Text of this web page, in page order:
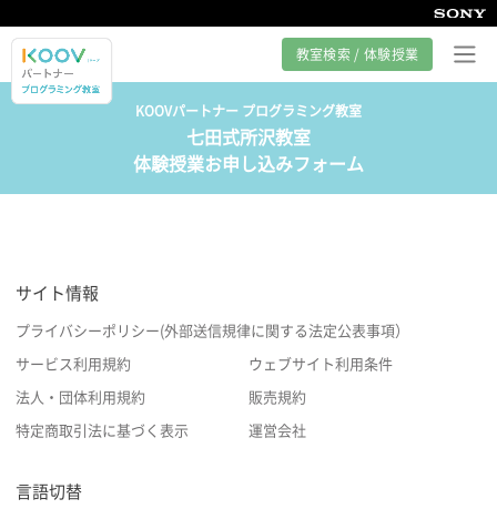
教室検索 / 体験授業
プログラミング教室とは
カリキュラム紹介
サポート
KOOVパートナー プログラミング教室
七田式所沢教室
体験授業お申し込みフォーム
サイト情報
プライバシーポリシー(外部送信規律に関する法定公表事項）
サービス利用規約 ウェブサイト利用条件
法人・団体利用規約 販売規約
特定商取引法に基づく表示 運営会社
言語切替